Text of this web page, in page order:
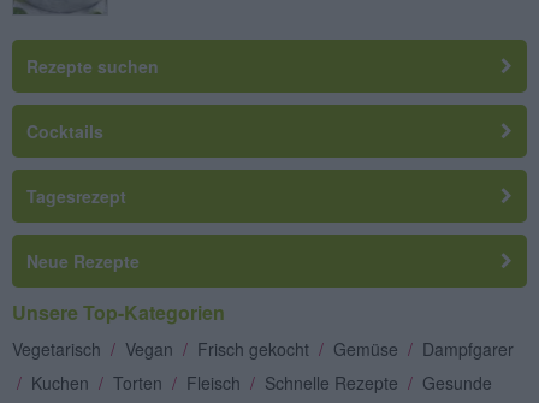
Rezepte suchen
Cocktails
Tagesrezept
Neue Rezepte
Unsere Top-Kategorien
Vegetarisch / Vegan / Frisch gekocht / Gemüse / Dampfgarer
/ Kuchen / Torten / Fleisch / Schnelle Rezepte / Gesunde